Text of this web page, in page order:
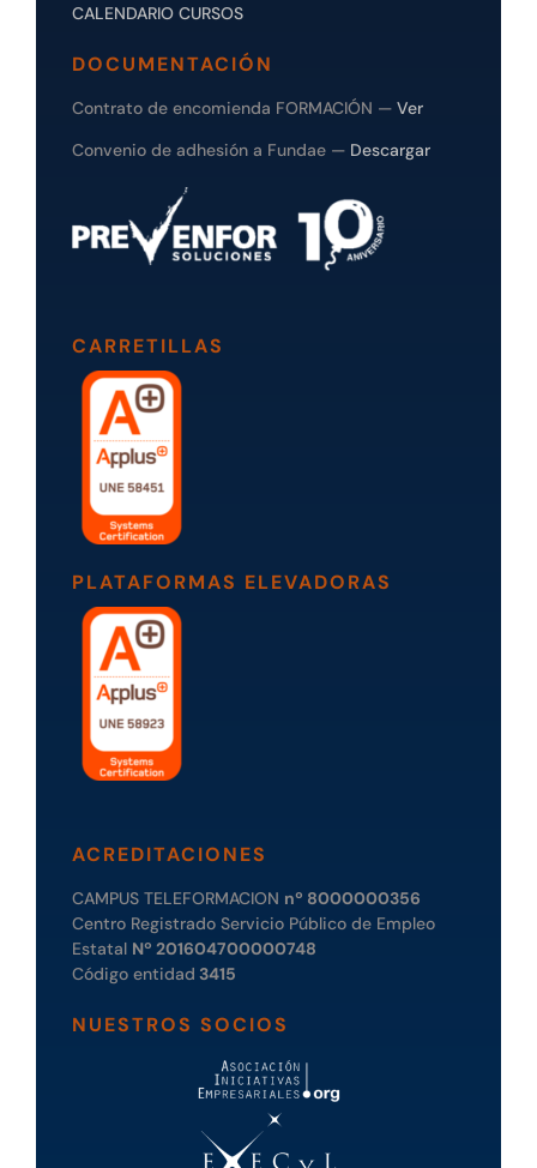
CALENDARIO CURSOS
DOCUMENTACIÓN
Contrato de encomienda FORMACIÓN — Ver
Convenio de adhesión a Fundae — Descargar
CARRETILLAS
PLATAFORMAS ELEVADORAS
ACREDITACIONES
CAMPUS TELEFORMACION nº 8000000356
Centro Registrado Servicio Público de Empleo
Estatal Nº 201604700000748
Código entidad 3415
NUESTROS SOCIOS